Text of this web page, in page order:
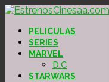
PELICULAS
SERIES
MARVEL
D.C
STARWARS